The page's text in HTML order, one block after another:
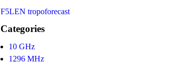
F5LEN tropoforecast
Categories
10 GHz
1296 MHz